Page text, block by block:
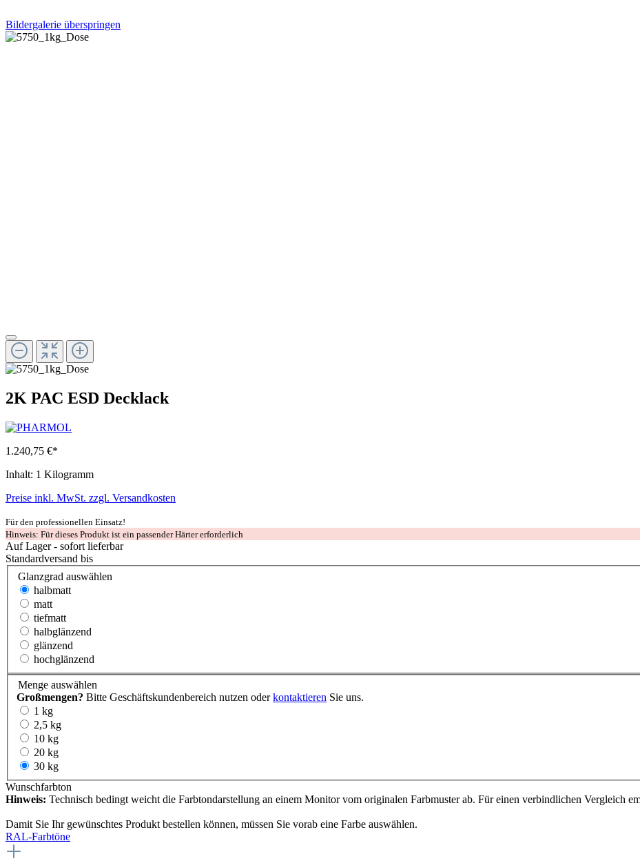
Bildergalerie überspringen
2K PAC ESD Decklack
1.240,75 €*
Inhalt: 1 Kilogramm
Preise inkl. MwSt. zzgl. Versandkosten
Für den professionellen Einsatz!
Hinweis: Für dieses Produkt ist ein passender Härter erforderlich
Auf Lager - sofort lieferbar
Standardversand bis
Glanzgrad auswählen
halbmatt
matt
tiefmatt
halbglänzend
glänzend
hochglänzend
Menge auswählen
Großmengen? Bitte Geschäftskundenbereich nutzen oderkontaktieren Sie uns.
1 kg
2,5 kg
10 kg
20 kg
30 kg
Wunschfarbton
Hinweis: Technisch bedingt weicht die Farbtondarstellung an einem Monitor vom originalen Farbmuster ab. Für einen verbindlichen Vergleich
Damit Sie Ihr gewünschtes Produkt bestellen können, müssen Sie vorab eine Farbe auswählen.
RAL-Farbtöne